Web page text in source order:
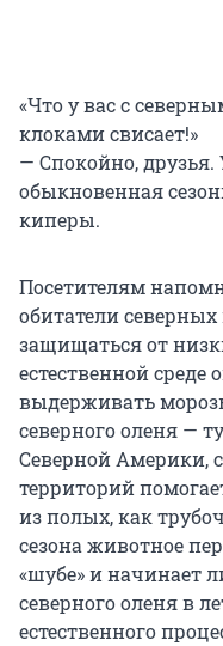
«Что у вас с
клоками свисает!»
— Спокойно, друзья.
обыкновенная
киперы.
Посетителям
обитатели
защищаться от
естественной
выдерживать
северного оленя —
Северной Америки,
территорий
из полых, как
сезона животное
«шубе» и начинает
северного оленя в
естественного